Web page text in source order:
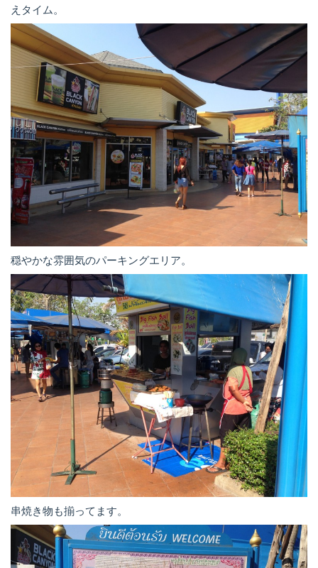
えタイム。
穏やかな雰囲気のパーキングエリア。
串焼き物も揃ってます。